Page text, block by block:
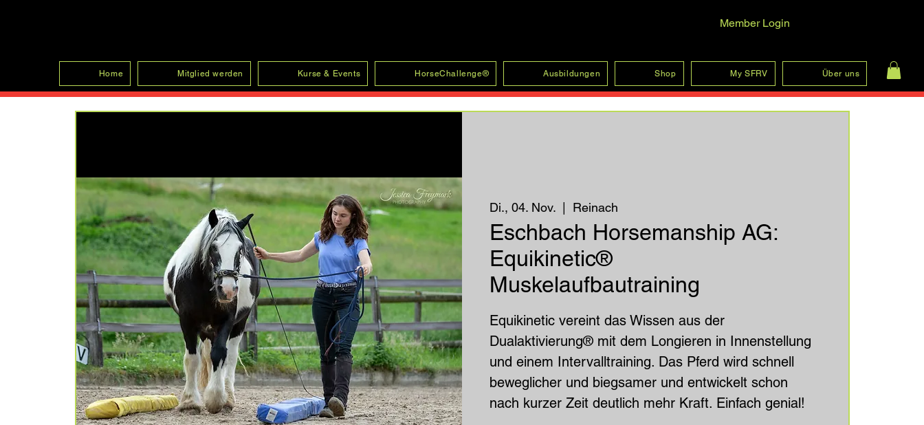
Anmelden
Member Login
Home Mitglied werden Kurse & Events HorseChallenge® Ausbildungen Shop My SFRV Über uns
Di., 04. Nov.
  |
Reinach
Eschbach Horsemanship AG:
Equikinetic®
Muskelaufbautraining
Equikinetic vereint das Wissen aus der
Dualaktivierung® mit dem Longieren in Innenstellung
und einem Intervalltraining. Das Pferd wird schnell
beweglicher und biegsamer und entwickelt schon
nach kurzer Zeit deutlich mehr Kraft. Einfach genial!